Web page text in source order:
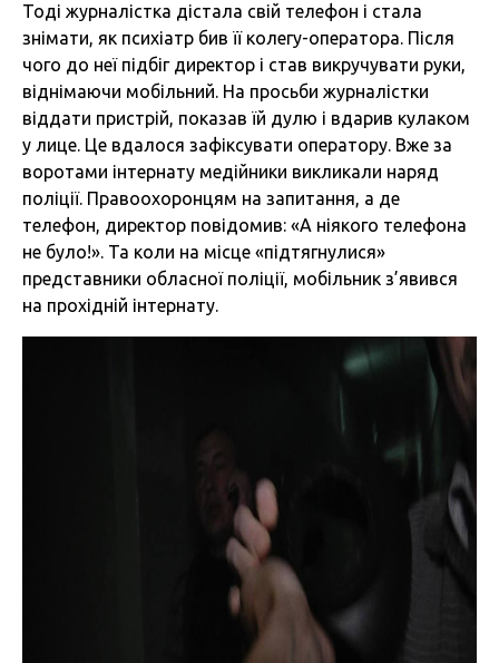
Тоді журналістка дістала свій телефон і стала
знімати, як психіатр бив її колегу-оператора. Після
чого до неї підбіг директор і став викручувати руки,
віднімаючи мобільний. На просьби журналістки
віддати пристрій, показав їй дулю і вдарив кулаком
у лице. Це вдалося зафіксувати оператору. Вже за
воротами інтернату медійники викликали наряд
поліції. Правоохоронцям на запитання, а де
телефон, директор повідомив: «А ніякого телефона
не було!». Та коли на місце «підтягнулися»
представники обласної поліції, мобільник з’явився
на прохідній інтернату.